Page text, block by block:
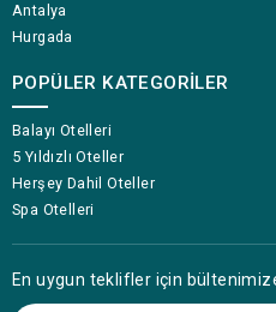
Antalya
Hurgada
POPÜLER KATEGORILER
Balayı Otelleri
5 Yıldızlı Oteller
Herşey Dahil Oteller
Spa Otelleri
En uygun teklifler için